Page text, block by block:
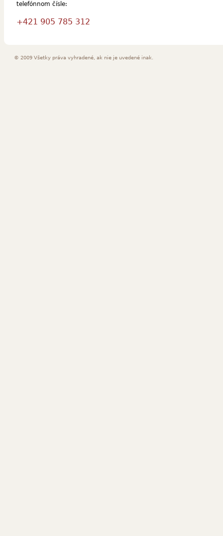
telefónnom čísle:
+421 905 785 312
© 2009 Všetky práva vyhradené, ak nie je uvedené inak.